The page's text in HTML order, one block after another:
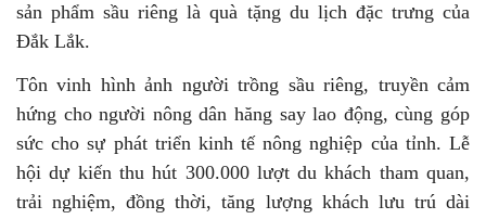
sản phẩm sầu riêng là quà tặng du lịch đặc trưng của
Đắk Lắk.
Tôn vinh hình ảnh người trồng sầu riêng, truyền cảm
hứng cho người nông dân hăng say lao động, cùng góp
sức cho sự phát triển kinh tế nông nghiệp của tỉnh. Lễ
hội dự kiến thu hút 300.000 lượt du khách tham quan,
trải nghiệm, đồng thời, tăng lượng khách lưu trú dài